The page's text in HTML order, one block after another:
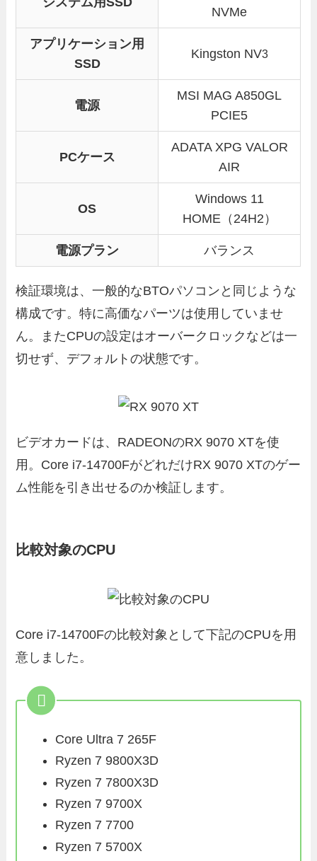
NVMe
アプリケーション用
SSD
Kingston NV3
電源
MSI MAG A850GL
PCIE5
PCケース
ADATA XPG VALOR
AIR
OS
Windows 11
HOME（24H2）
電源プラン バランス
検証環境は、一般的なBTOパソコンと同じような
構成です。特に高価なパーツは使用していませ
ん。またCPUの設定はオーバークロックなどは一
切せず、デフォルトの状態です。
ビデオカードは、RADEONのRX 9070 XTを使
用。Core i7-14700FがどれだけRX 9070 XTのゲー
ム性能を引き出せるのか検証します。
比較対象のCPU
Core i7-14700Fの比較対象として下記のCPUを用
意しました。
Core Ultra 7 265F
Ryzen 7 9800X3D
Ryzen 7 7800X3D
Ryzen 7 9700X
Ryzen 7 7700
Ryzen 7 5700X